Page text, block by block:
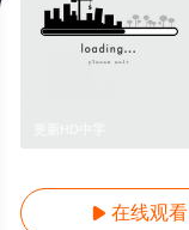
 在线观看